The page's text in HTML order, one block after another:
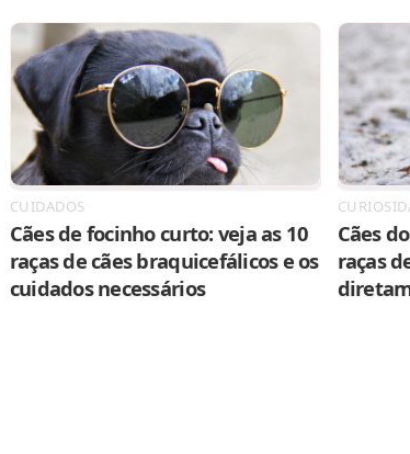
CUIDADOS
Cães de focinho curto: veja as 10
raças de cães braquicefálicos e os
cuidados necessários
Cães
raças